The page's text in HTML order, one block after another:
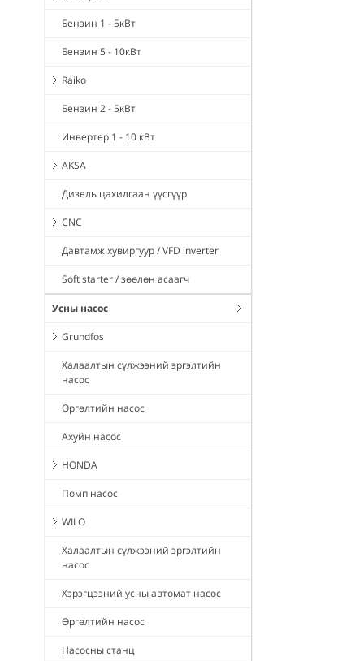
Бензин 1 - 5кВт
Бензин 5 - 10кВт
Raiko
Бензин 2 - 5кВт
Инвертер 1 - 10 кВт
AKSA
Дизель цахилгаан үүсгүүр
CNC
Давтамж хувиргуур / VFD inverter
Soft starter / зөөлөн асаагч
Усны насос
Grundfos
Халаалтын сүлжээний эргэлтийн
насос
Өргөлтийн насос
Ахуйн насос
HONDA
Помп насос
WILO
Халаалтын сүлжээний эргэлтийн
насос
Хэрэгцээний усны автомат насос
Өргөлтийн насос
Насосны станц